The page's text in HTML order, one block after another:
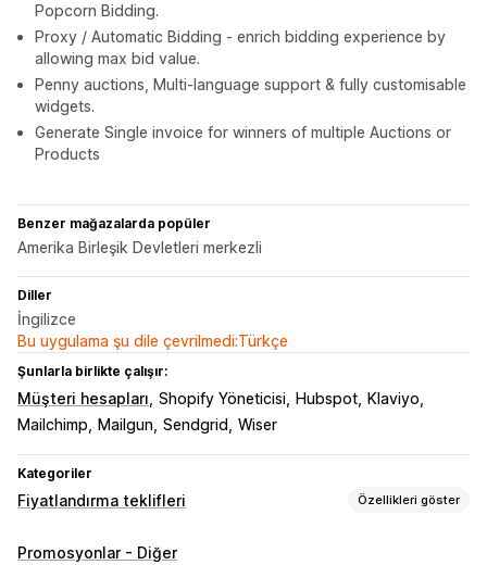
Popcorn Bidding.
Proxy / Automatic Bidding - enrich bidding experience by
allowing max bid value.
Penny auctions, Multi-language support & fully customisable
widgets.
Generate Single invoice for winners of multiple Auctions or
Products
Benzer mağazalarda popüler
Amerika Birleşik Devletleri merkezli
Diller
İngilizce
Bu uygulama şu dile çevrilmedi:Türkçe
Şunlarla birlikte çalışır:
Müşteri hesapları Shopify Yöneticisi Hubspot
Klaviyo
Mailchimp
Mailgun Sendgrid Wiser
Kategoriler
Fiyatlandırma teklifleri Özellikleri göster
Fiyatlandırma kuralları
Promosyonlar - Diğer